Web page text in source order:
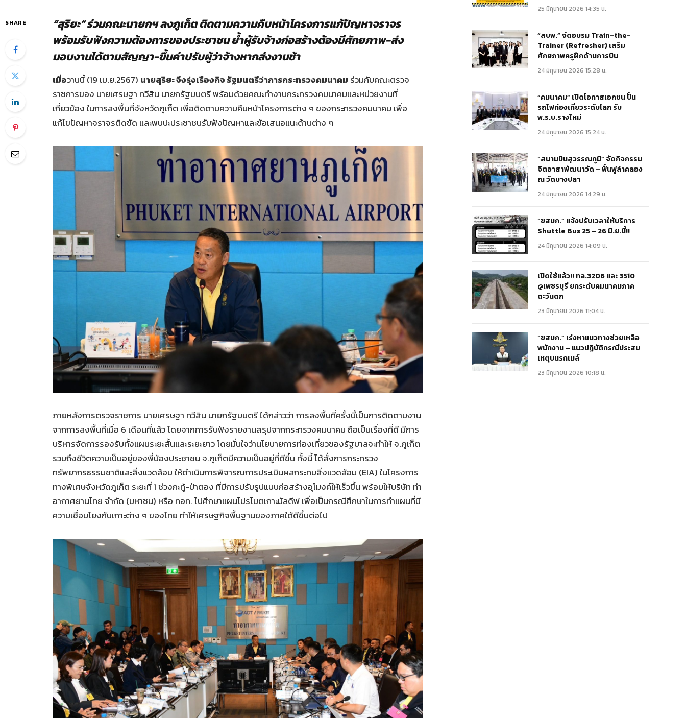
SHARE
“สุริยะ” ร่วมคณะนายกฯ ลงภูเก็ต ติดตามความคืบหน้าโครงการแก้ปัญหาจราจร
พร้อมรับฟังความต้องการของประชาชน ย้ำผู้รับจ้างก่อสร้างต้องมีศักยภาพ-ส่ง
มอบงานได้ตามสัญญา-ขึ้นค่าปรับผู้ว่าจ้างหากส่งงานช้า
เมื่อวานนี้ (19 เม.ย.2567) นายสุริยะ จึงรุ่งเรืองกิจ รัฐมนตรีว่าการกระทรวงคมนาคม ร่วมกับคณะตรวจ
ราชการของ นายเศรษฐา ทวีสิน นายกรัฐมนตรี พร้อมด้วยคณะทำงานกระทรวงคมนาคมและหน่วยงานที่
เกี่ยวข้อง ในการลงพื้นที่จังหวัดภูเก็ต เพื่อติดตามความคืบหน้าโครงการต่าง ๆ ของกระทรวงคมนาคม เพื่อ
แก้ไขปัญหาจราจรติดขัด และพบปะประชาชนรับฟังปัญหาและข้อเสนอแนะด้านต่าง ๆ
ภายหลังการตรวจราชการ นายเศรษฐา ทวีสิน นายกรัฐมนตรี ได้กล่าวว่า การลงพื้นที่ครั้งนี้เป็นการติดตามงาน
จากการลงพื้นที่เมื่อ 6 เดือนที่แล้ว โดยจากการรับฟังรายงานสรุปจากกระทรวงคมนาคม ถือเป็นเรื่องที่ดี มีการ
บริหารจัดการรองรับทั้งแผนระยะสั้นและระยะยาว โดยมั่นใจว่านโยบายการท่องเที่ยวของรัฐบาลจะทำให้ จ.ภูเก็ต
รวมถึงชีวิตความเป็นอยู่ของพี่น้องประชาชน จ.ภูเก็ตมีความเป็นอยู่ที่ดีขึ้น ทั้งนี้ ได้สั่งการกระทรวง
ทรัพยากรธรรมชาติและสิ่งแวดล้อม ให้ดำเนินการพิจารณการประเมินผลกระทบสิ่งแวดล้อม (EIA) ในโครงการ
ทางพิเศษจังหวัดภูเก็ต ระยะที่ 1 ช่วงกะทู้-ป่าตอง ที่มีการปรับรูปแบบก่อสร้างอุโมงค์ให้เร็วขึ้น พร้อมให้บริษัท ท่า
อากาศยานไทย จำกัด (มหาชน) หรือ ทอท. ไปศึกษาแผนโปรโมตเกาะมัลดีฟ เพื่อเป็นกรณีศึกษาในการทำแผนที่มี
ความเชื่อมโยงกับเกาะต่าง ๆ ของไทย ทำให้เศรษฐกิจพื้นฐานของภาคใต้ดีขึ้นต่อไป
25 มิถุนายน 2026 14:35 น.
“สบพ.” จัดอบรม Train-the-
Trainer (Refresher) เสริม
ศักยภาพครูฝึกด้านการบิน
24 มิถุนายน 2026 15:28 น.
“คมนาคม” เปิดโอกาสเอกชน ปั้น
รถไฟท่องเที่ยวระดับโลก รับ
พ.ร.บ.รางใหม่
24 มิถุนายน 2026 15:24 น.
“สนามบินสุวรรณภูมิ” จัดกิจกรรม
จิตอาสาพัฒนาวัด – ฟื้นฟูลำคลอง
ณ วัดบางปลา
24 มิถุนายน 2026 14:29 น.
“ขสมก.” แจ้งปรับเวลาให้บริการ
Shuttle Bus 25 – 26 มิ.ย.นี้!!
24 มิถุนายน 2026 14:09 น.
เปิดใช้แล้ว!! ทล.3206 และ 3510
@เพชรบุรี ยกระดับคมนาคมภาค
ตะวันตก
23 มิถุนายน 2026 11:04 น.
“ขสมก.” เร่งหาแนวทางช่วยเหลือ
พนักงาน – แนวปฏิบัติกรณีประสบ
เหตุบนรถเมล์
23 มิถุนายน 2026 10:18 น.